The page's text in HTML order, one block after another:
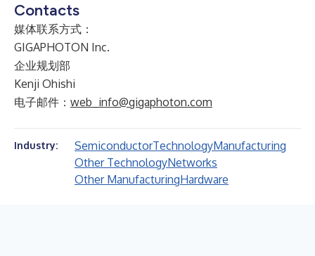
Contacts
媒体联系方式：
GIGAPHOTON Inc.
企业规划部
Kenji Ohishi
电子邮件： web_info@gigaphoton.com
Industry: SemiconductorTechnologyManufacturing
Other TechnologyNetworks
Other ManufacturingHardware